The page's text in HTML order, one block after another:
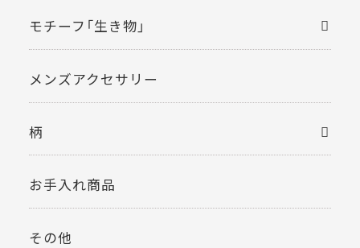
モチーフ「生き物」
メンズアクセサリー
柄
お手入れ商品
その他